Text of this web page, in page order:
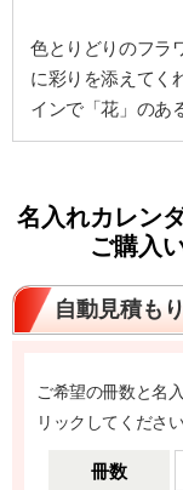
色とりどりのフラ
に彩りを添えてく
インで「花」のあ
名入れカレン
ご購入
自動見積も
ご希望の冊数と名
リックしてください
冊数